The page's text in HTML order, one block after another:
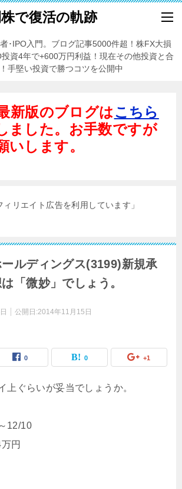
で復活の軌跡
･IPO入門。ブログ記事5000件超！株FX大損
資4年で+600万円利益！現在その他投資と合
手堅い投資で勝つコツを公開中
新版のブログはこちら
ました。お手数ですが
いします。
ィリエイト広告を利用しています」
ールディングス(3199)新規承
「微妙」でしょう。
公開日:2014年11月15日
0 0 +1
上ぐらいが妥当でしょうか。
12/10
円